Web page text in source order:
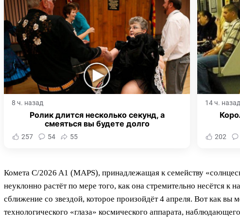
8 ч. назад
Ролик длится несколько секунд, а
смеяться вы будете долго
257 54 55
14 ч. назад
202
Комета C/2026 A1 (MAPS), принадлежащая к семейству
неуклонно растёт по мере того, как она стремительно несётся
сближение со звездой, которое произойдёт 4 апреля. Вот как
технологического «глаза» космического аппарата,